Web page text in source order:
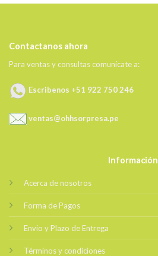
Contactanos ahora
Para ventas y consultas comunícate a:
Escribenos +51 922 750 246
ventas@ohhsorpresa.pe
Información
Acerca de nosotros
Forma de Pagos
Envio y Plazo de Entrega
Términos y condiciones